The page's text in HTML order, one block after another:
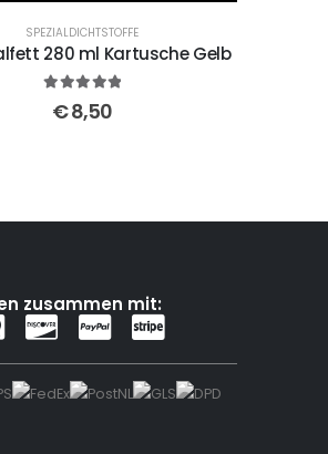
SPEZIALDICHTSTOFFE
280 ml Kartusche Gelb
out of 5
€8,50
zusammen mit: